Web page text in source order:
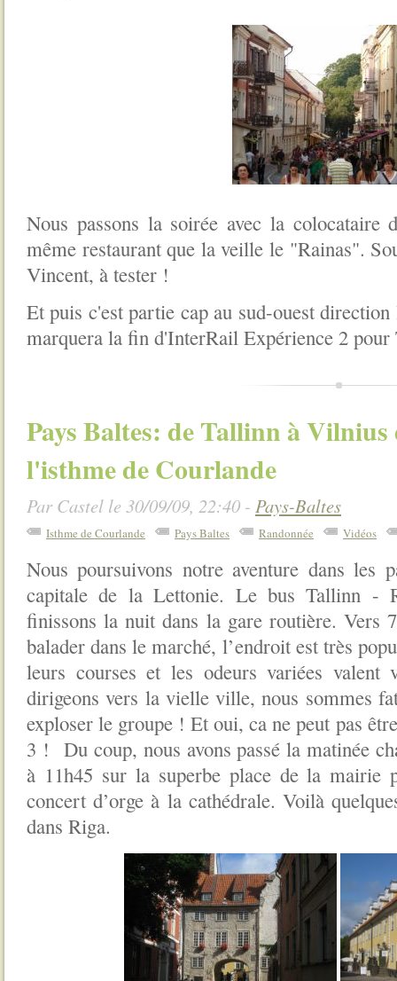
Nous passons la soirée avec la colocataire
même restaurant que la veille le "Rainas".
Vincent, à tester !
Et puis c'est partie cap au sud-ouest
marquera la fin d'InterRail Expérience 2 pour
Pays Baltes: de Tallinn à
l'isthme de Courlande
Par Castel le 30/09/09, 22:40 - Pays-Baltes
Isthme de Courlande Pays Baltes Randonnée Vidéos
Nous poursuivons notre aventure dans les
capitale de la Lettonie. Le bus Tallinn -
finissons la nuit dans la gare routière. Vers
balader dans le marché, l’endroit est très
leurs courses et les odeurs variées valent
dirigeons vers la vielle ville, nous sommes
exploser le groupe ! Et oui, ca ne peut pas
3 ! Du coup, nous avons passé la matinée
à 11h45 sur la superbe place de la mairie
concert d’orge à la cathédrale. Voilà
dans Riga.